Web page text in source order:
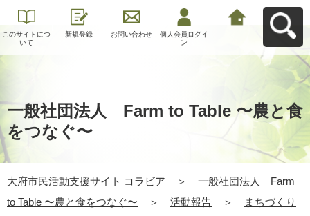
このサイトにつ
いて
新規登録 お問い合わせ
個人会員ログイ
ン
一般社団法人 Farm to Table 〜農と食
をつなぐ〜
大府市民活動支援サイト コラビア ＞
一般社団法人 Farm
to Table 〜農と食をつなぐ〜
＞ 活動報告 ＞
まちづくり